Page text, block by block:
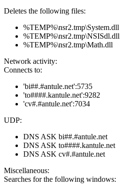
Deletes the following files:
%TEMP%\nsr2.tmp\System.dll
%TEMP%\nsr2.tmp\NSISdl.dll
%TEMP%\nsr2.tmp\Math.dll
Network activity:
Connects to:
'bi##.#antule.net':5735
'to####.kantule.net':9282
'cv#.#antule.net':7034
UDP:
DNS ASK bi##.#antule.net
DNS ASK to####.kantule.net
DNS ASK cv#.#antule.net
Miscellaneous:
Searches for the following windows: